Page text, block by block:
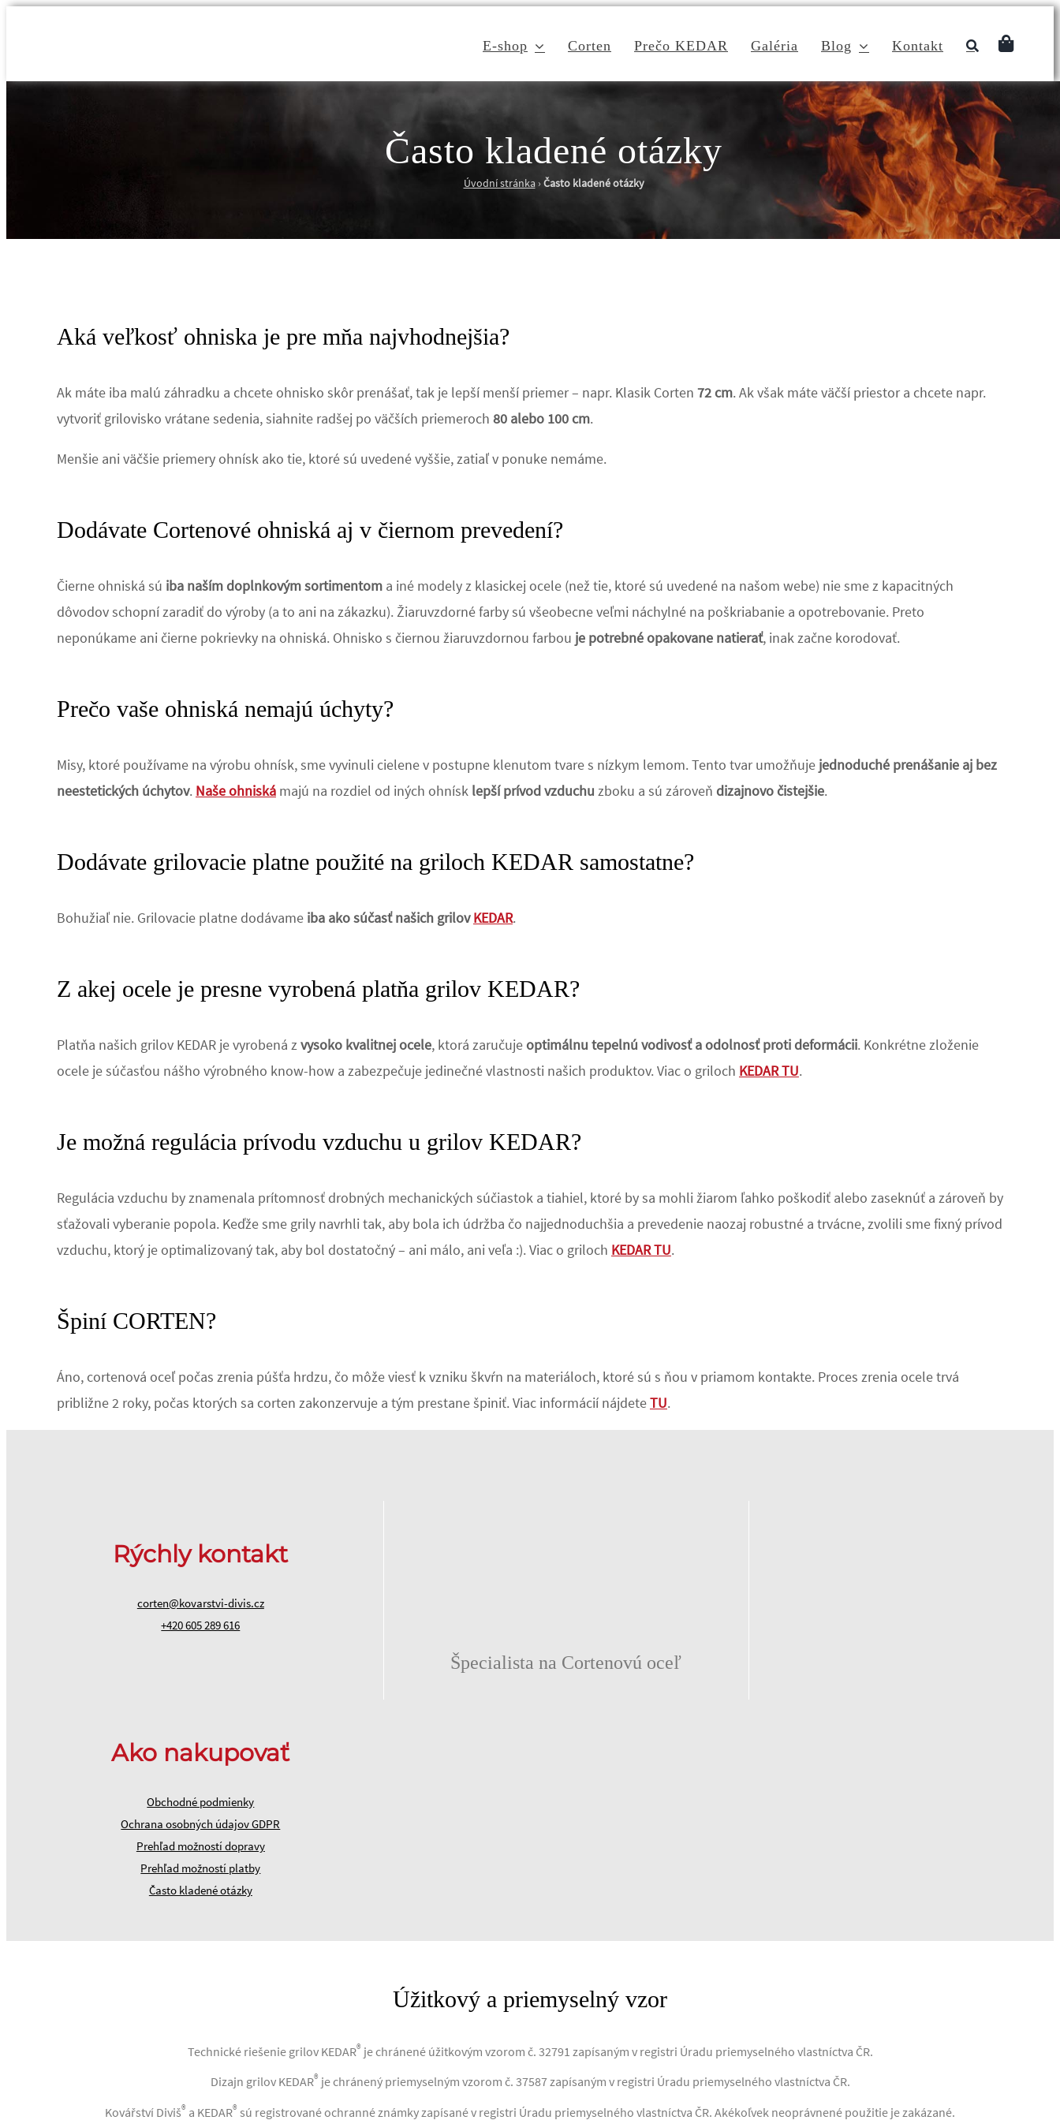
E-shop Corten Prečo KEDAR Galéria Blog Kontakt
Často kladené otázky
Úvodní stránka›Často kladené otázky
Aká veľkosť ohniska je pre mňa najvhodnejšia?
Ak máte iba malú záhradku a chcete ohnisko skôr prenášať, tak je lepší menší priemer – napr. Klasik Corten 72 cm. Ak však máte väčší priestor a chcete napr.
vytvoriť grilovisko vrátane sedenia, siahnite radšej po väčších priemeroch 80 alebo 100 cm.
Menšie ani väčšie priemery ohnísk ako tie, ktoré sú uvedené vyššie, zatiaľ v ponuke nemáme.
Dodávate Cortenové ohniská aj v čiernom prevedení?
Čierne ohniská sú iba naším doplnkovým sortimentoma iné modely z klasickej ocele (než tie, ktoré sú uvedené na našom webe) nie sme z kapacitných
dôvodov schopní zaradiť do výroby (a to ani na zákazku). Žiaruvzdorné farby sú všeobecne veľmi náchylné na poškriabanie a opotrebovanie. Preto
neponúkame ani čierne pokrievky na ohniská. Ohnisko s čiernou žiaruvzdornou farbou je potrebné opakovane natierať, inak začne korodovať.
Prečo vaše ohniská nemajú úchyty?
Misy, ktoré používame na výrobu ohnísk, sme vyvinuli cielene v postupne klenutom tvare s nízkym lemom. Tento tvar umožňuje jednoduché prenášanie aj bez
neestetických úchytov. Naše ohniskámajú na rozdiel od iných ohnísk lepší prívod vzduchu zboku a sú zároveň dizajnovo čistejšie.
Dodávate grilovacie platne použité na griloch KEDAR samostatne?
Bohužiaľ nie. Grilovacie platne dodávame iba ako súčasť našich grilovKEDAR.
Z akej ocele je presne vyrobená platňa grilov KEDAR?
Platňa našich grilov KEDAR je vyrobená zvysoko kvalitnej ocele, ktorá zaručuje optimálnu tepelnú vodivosť a odolnosť proti deformácii. Konkrétne zloženie
ocele je súčasťou nášho výrobného know-how a zabezpečuje jedinečné vlastnosti našich produktov. Viac o griloch KEDAR TU.
Je možná regulácia prívodu vzduchu u grilov KEDAR?
Regulácia vzduchu by znamenala prítomnosť drobných mechanických súčiastok a tiahiel, ktoré by sa mohli žiarom ľahko poškodiť alebo zaseknúť a zároveň by
sťažovali vyberanie popola. Keďže sme grily navrhli tak, aby bola ich údržba čo najjednoduchšia a prevedenie naozaj robustné a trvácne, zvolili sme fixný prívod
vzduchu, ktorý je optimalizovaný tak, aby bol dostatočný – ani málo, ani veľa :). Viac o griloch KEDAR TU.
Špiní CORTEN?
Áno, cortenová oceľ počas zrenia púšťa hrdzu, čo môže viesť k vzniku škvŕn na materiáloch, ktoré sú s ňou v priamom kontakte. Proces zrenia ocele trvá
približne 2 roky, počas ktorých sa corten zakonzervuje a tým prestane špiniť. Viac informácií nájdeteTU.
Rýchly kontakt
corten@kovarstvi-divis.cz
+420 605 289 616
Špecialista na Cortenovú oceľ
Ako nakupovať
Obchodné podmienky
Ochrana osobných údajov GDPR
Prehľad možností dopravy
Prehľad možností platby
Často kladené otázky
Úžitkový a priemyselný vzor
Technické riešenie grilov KEDAR® je chránené úžitkovým vzorom č. 32791 zapísaným v registri Úradu priemyselného vlastníctva ČR.
Dizajn grilov KEDAR® je chránený priemyselným vzorom č. 37587 zapísaným v registri Úradu priemyselného vlastníctva ČR.
Kovářství Diviš® a KEDAR® sú registrované ochranné známky zapísané v registri Úradu priemyselného vlastníctva ČR. Akékoľvek neoprávnené použitie je zakázané.